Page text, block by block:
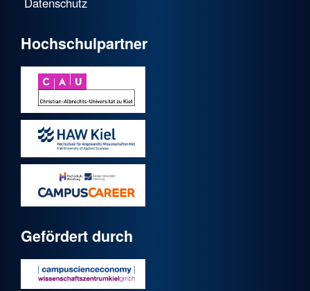
Hochschulpartner
Gefördert durch